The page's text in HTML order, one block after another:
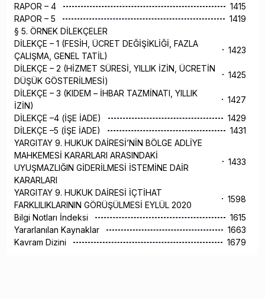
RAPOR – 4
1415
RAPOR – 5
1419
§ 5. ÖRNEK DİLEKÇELER
DİLEKÇE – 1 (FESİH, ÜCRET DEĞİŞİKLİĞİ, FAZLA
ÇALIŞMA, GENEL TATİL)
1423
DİLEKÇE – 2 (HİZMET SÜRESİ, YILLIK İZİN, ÜCRETİN
DÜŞÜK GÖSTERİLMESİ)
1425
DİLEKÇE – 3 (KIDEM – İHBAR TAZMİNATI, YILLIK
İZİN)
1427
DİLEKÇE –4 (İŞE İADE)
1429
DİLEKÇE –5 (İŞE İADE)
1431
YARGITAY 9. HUKUK DAİRESİ’NİN BÖLGE ADLİYE
MAHKEMESİ KARARLARI ARASINDAKİ
UYUŞMAZLIĞIN GİDERİLMESİ İSTEMİNE DAİR
KARARLARI
1433
YARGITAY 9. HUKUK DAİRESİ İÇTİHAT
FARKLILIKLARININ GÖRÜŞÜLMESİ EYLÜL 2020
1598
Bilgi Notları İndeksi
1615
Yararlanılan Kaynaklar
1663
Kavram Dizini
1679